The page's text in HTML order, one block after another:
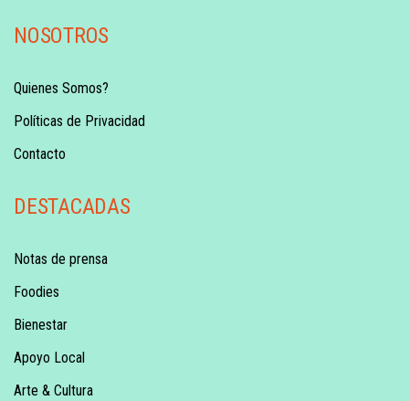
NOSOTROS
Quienes Somos?
Políticas de Privacidad
Contacto
DESTACADAS
Notas de prensa
Foodies
Bienestar
Apoyo Local
Arte & Cultura